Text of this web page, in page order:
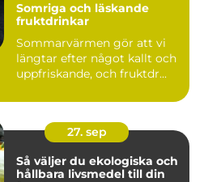
Somriga och läskande
fruktdrinkar
Sommarvärmen gör att vi
längtar efter något kallt och
uppfriskande, och fruktdr...
27. sep
Så väljer du ekologiska och
hållbara livsmedel till din